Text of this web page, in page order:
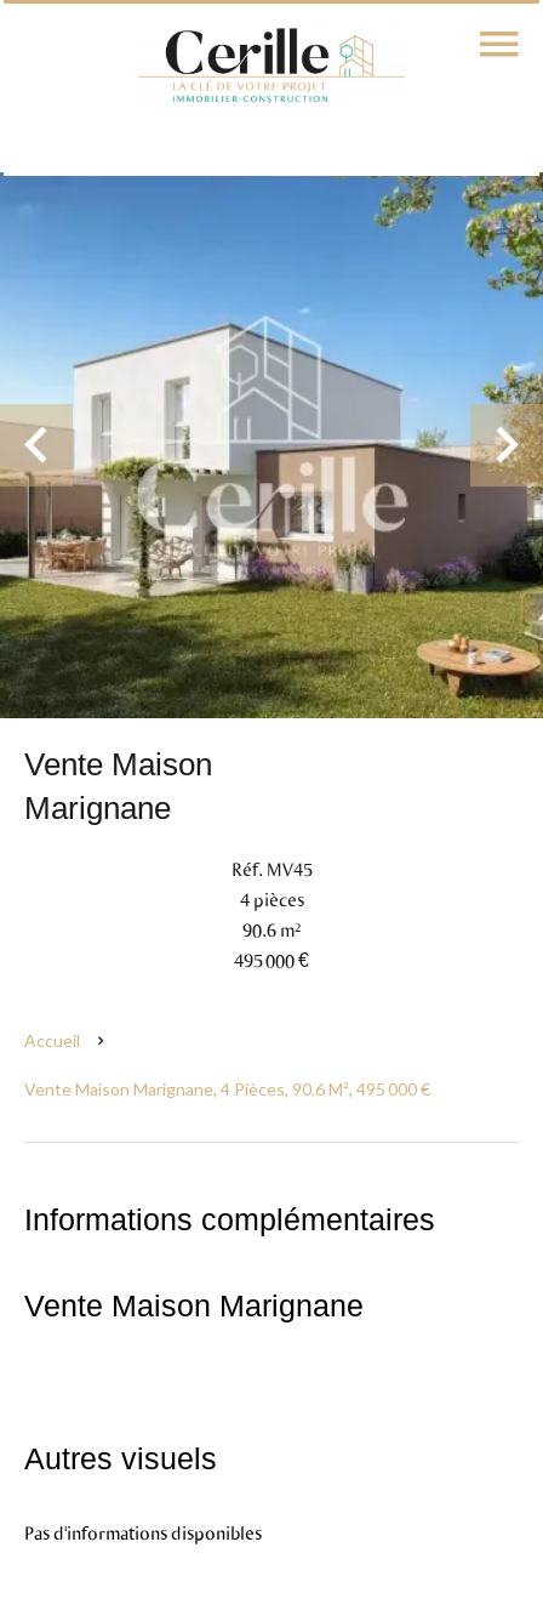
Vente Maison
Marignane
Réf. MV45
4 pièces
90.6 m²
495 000 €
Accueil
Vente Maison Marignane, 4 Pièces, 90.6 M², 495 000 €
Informations complémentaires
Vente Maison Marignane
Autres visuels
Pas d'informations disponibles